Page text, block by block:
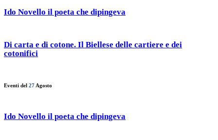
Ido Novello il poeta che dipingeva
Di carta e di cotone. Il Biellese delle cartiere e dei
cotonifici
Eventi del 27 Agosto
Ido Novello il poeta che dipingeva